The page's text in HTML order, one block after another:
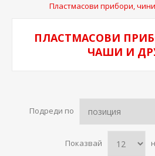
Пластмасови прибори,
ПЛАСТМАСОВИ
ЧАШИ И
Подреди по
Показвай